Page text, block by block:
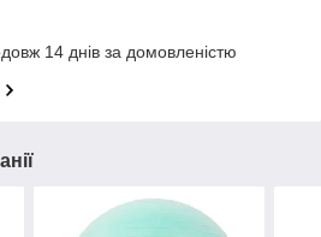
14 днів за домовленістю